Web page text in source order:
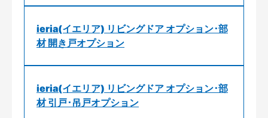
ieria(イエリア) リビングドア オプション･部
材 開き戸オプション
ieria(イエリア) リビングドア オプション･部
材 引戸･吊戸オプション